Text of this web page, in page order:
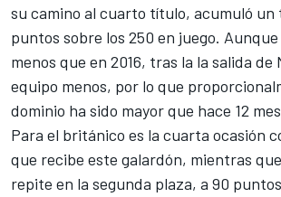
su camino al cuarto título, acumuló un
puntos sobre los 250 en juego.
menos que en 2016, tras la la salida de
equipo menos, por lo que
dominio ha sido mayor que hace 12
Para el británico es la cuarta ocasión
que recibe este galardón, mientras
repite en la segunda plaza, a 90